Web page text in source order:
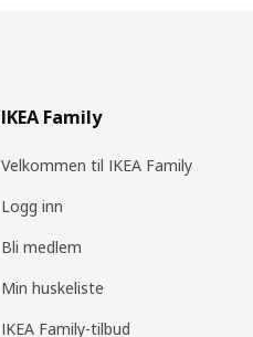
IKEA Family
Velkommen til IKEA Family
Logg inn
Bli medlem
Min huskeliste
IKEA Family-tilbud